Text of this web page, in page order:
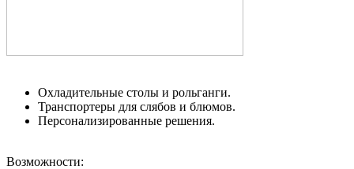
Охладительные столы и рольганги.
Транспортеры для слябов и блюмов.
Персонализированные решения.
Возможности: